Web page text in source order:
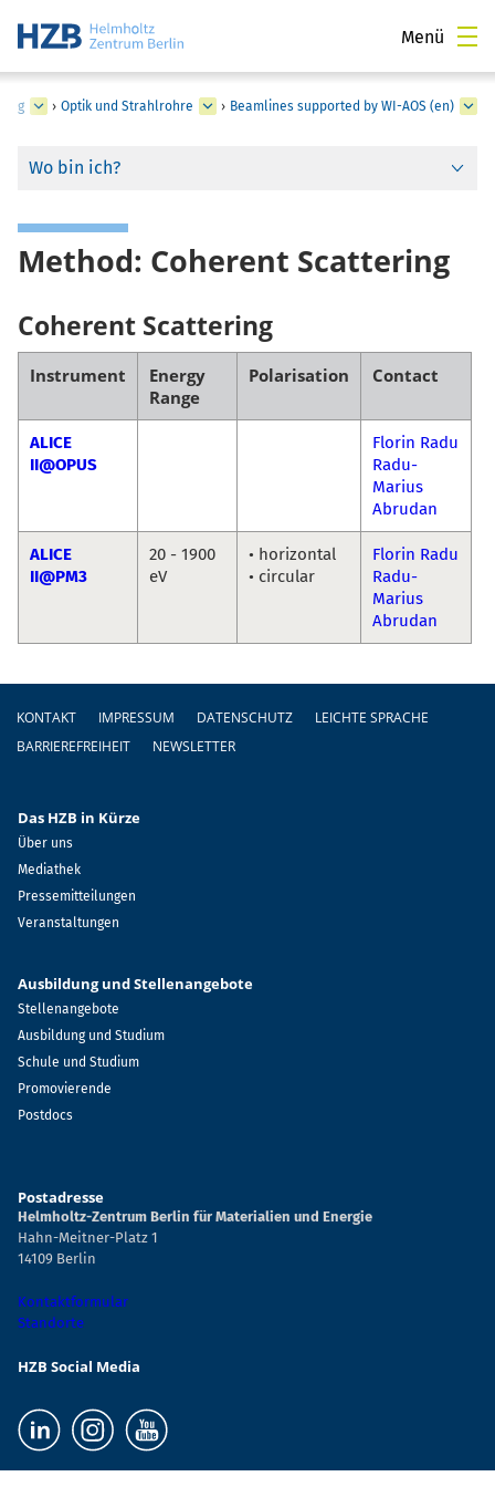
Menü
› Optik und Strahlrohre › Beamlines supported by WI-AOS (en)
Wo bin ich?
Method: Coherent Scattering
Coherent Scattering
Instrument
Energy
Range
Polarisation Contact
ALICE
II@OPUS
Florin Radu
Radu-
Marius
Abrudan
ALICE
II@PM3
20 - 1900
eV
• horizontal
• circular
Florin Radu
Radu-
Marius
Abrudan
Fußzeile
KONTAKT IMPRESSUM DATENSCHUTZ
LEICHTE SPRACHE
BARRIEREFREIHEIT
NEWSLETTER
Das HZB in Kürze
Über uns
Mediathek
Pressemitteilungen
Veranstaltungen
Ausbildung und Stellenangebote
Stellenangebote
Ausbildung und Studium
Schule und Studium
Promovierende
Postdocs
Postadresse
Helmholtz-Zentrum Berlin für Materialien und Energie
Hahn-Meitner-Platz 1
14109 Berlin
Kontaktformular
Standorte
HZB Social Media